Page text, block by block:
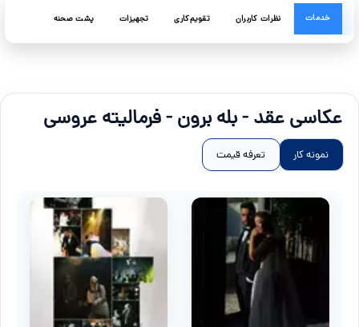
خدمات نظرات کاربران تقویم‌کاری تجهیزات پشت صحنه
عکاسی عقد - بله برون - فرمالیته عروسی
نمونه کار تعرفه قیمت